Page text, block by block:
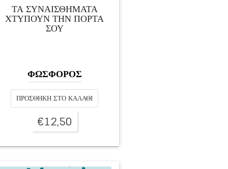
ΤΑ ΣΥΝΑΙΣΘΗΜΑΤΑ
ΧΤΥΠΟΥΝ ΤΗΝ ΠΟΡΤΑ
ΣΟΥ
ΦΩΣΦΟΡΟΣ
ΠΡΟΣΘΉΚΗ ΣΤΟ ΚΑΛΆΘΙ
€12,50